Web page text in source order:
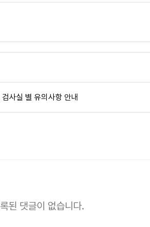
사실 별 유의사항 안내
된 댓글이 없습니다.